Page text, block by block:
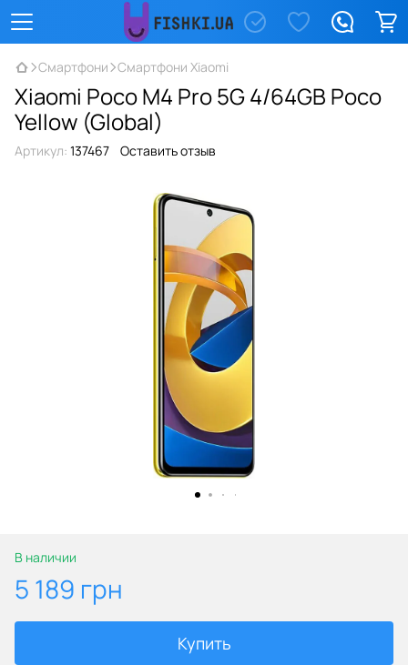
Смартфони Смартфони Xiaomi
Xiaomi Poco M4 Pro 5G 4/64GB Poco
Yellow (Global)
Артикул: 137467 Оставить отзыв
В наличии
5 189 грн
Купить